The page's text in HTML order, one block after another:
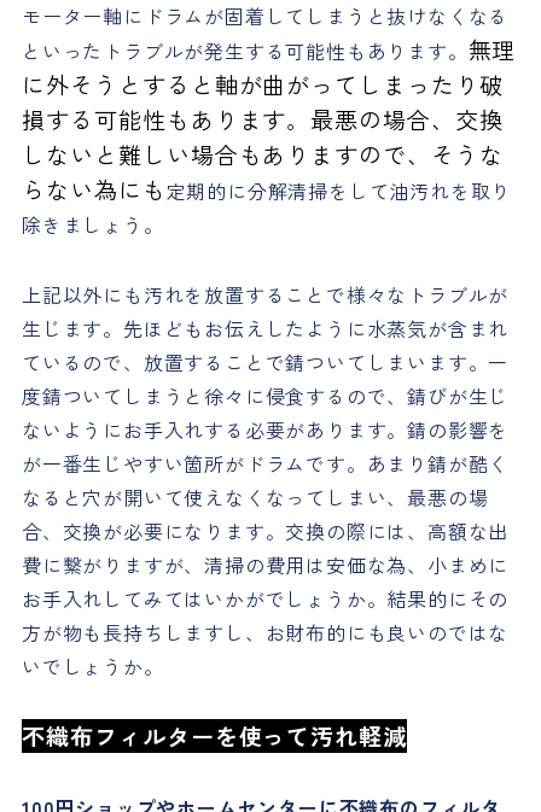
モーター軸にドラムが固着してしまうと抜けなくなる
といったトラブルが発生する可能性もあります。 無理
に外そうとすると軸が曲がってしまったり破
損する可能性もあります。最悪の場合、交換
しないと難しい場合もありますので、そうな
らない為にも定期的に分解清掃をして油汚れを取り
除きましょう。
上記以外にも汚れを放置することで様々なトラブルが
生じます。先ほどもお伝えしたように水蒸気が含まれ
ているので、放置することで錆ついてしまいます。一
度錆ついてしまうと徐々に侵食するので、錆びが生じ
ないようにお手入れする必要があります。錆の影響を
が一番生じやすい箇所がドラムです。あまり錆が酷く
なると穴が開いて使えなくなってしまい、最悪の場
合、交換が必要になります。交換の際には、高額な出
費に繋がりますが、清掃の費用は安価な為、小まめに
お手入れしてみてはいかがでしょうか。結果的にその
方が物も長持ちしますし、お財布的にも良いのではな
いでしょうか。
不織布フィルターを使って汚れ軽減